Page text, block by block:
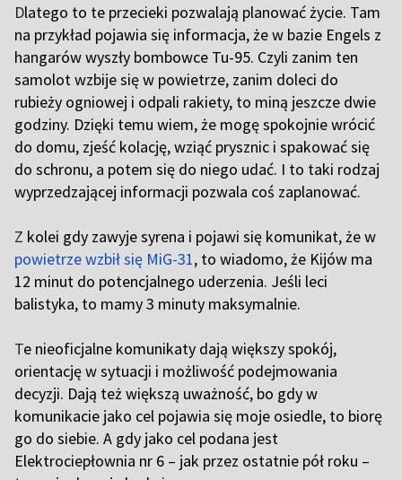
Dlatego to te przecieki pozwalają planować życie. Tam
na przykład pojawia się informacja, że w bazie Engels z
hangarów wyszły bombowce Tu-95. Czyli zanim ten
samolot wzbije się w powietrze, zanim doleci do
rubieży ogniowej i odpali rakiety, to miną jeszcze dwie
godziny. Dzięki temu wiem, że mogę spokojnie wrócić
do domu, zjeść kolację, wziąć prysznic i spakować się
do schronu, a potem się do niego udać. I to taki rodzaj
wyprzedzającej informacji pozwala coś zaplanować.
Z kolei gdy zawyje syrena i pojawi się komunikat, że w
powietrze wzbił się MiG-31, to wiadomo, że Kijów ma
12 minut do potencjalnego uderzenia. Jeśli leci
balistyka, to mamy 3 minuty maksymalnie.
Te nieoficjalne komunikaty dają większy spokój,
orientację w sytuacji i możliwość podejmowania
decyzji. Dają też większą uważność, bo gdy w
komunikacie jako cel pojawia się moje osiedle, to biorę
go do siebie. A gdy jako cel podana jest
Elektrociepłownia nr 6 – jak przez ostatnie pół roku –